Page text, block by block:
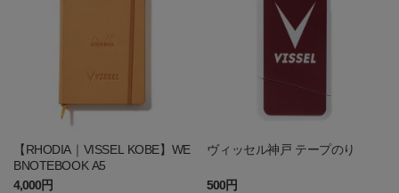
【RHODIA｜VISSEL KOBE】WE
BNOTEBOOK A5
4,000円
ヴィッセル神戸 テープのり
500円